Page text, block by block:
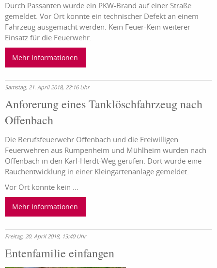
Durch Passanten wurde ein PKW-Brand auf einer Straße
gemeldet. Vor Ort konnte ein technischer Defekt an einem
Fahrzeug ausgemacht werden. Kein Feuer-Kein weiterer
Einsatz für die Feuerwehr.
Mehr Informationen
Samstag, 21. April 2018, 22:16 Uhr
Anforerung eines Tanklöschfahrzeug nach
Offenbach
Die Berufsfeuerwehr Offenbach und die Freiwilligen
Feuerwehren aus Rumpenheim und Mühlheim wurden nach
Offenbach in den Karl-Herdt-Weg gerufen. Dort wurde eine
Rauchentwicklung in einer Kleingartenanlage gemeldet.
Vor Ort konnte kein ...
Mehr Informationen
Freitag, 20. April 2018, 13:40 Uhr
Entenfamilie einfangen